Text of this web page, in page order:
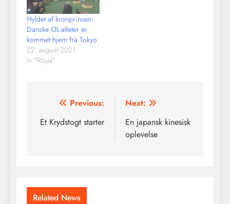
Hyldet af kronprinsen:
Danske OL-atleter er
kommet hjem fra Tokyo
22. august 2021
In "Royal"
Indlægsnavigation
Previous:
Et Krydstogt starter
Next:
En japansk kinesisk
oplevelse
Related News